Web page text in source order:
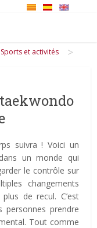
Sports et activités >
suivra ! Voici un
un monde qui
le contrôle sur
changements
de recul. C’est
personnes prendre
Tout comme